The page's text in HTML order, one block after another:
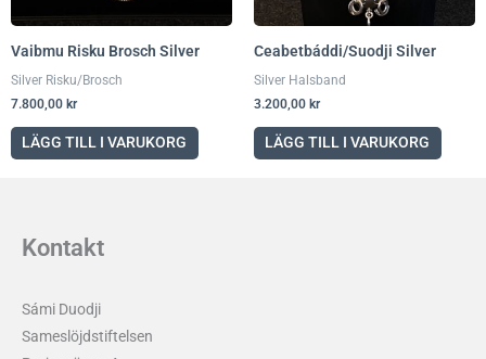
Vaibmu Risku Brosch Silver
Silver Risku/Brosch
7.800,00 kr
LÄGG TILL I VARUKORG
Ceabetbáddi/Suodji Silver
Silver Halsband
3.200,00 kr
LÄGG TILL I VARUKORG
Kontakt
Sámi Duodji
Sameslöjdstiftelsen